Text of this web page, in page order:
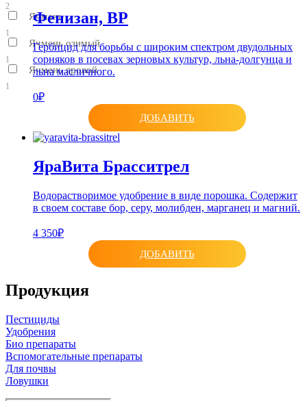
2
Ячмень
1
Ячмень озимый
1
Ячмень яровой
1
Фенизан, ВР
Гербицид для борьбы с широким спектром двудольных
сорняков в посевах зерновых культур, льна-долгунца и
льна масличного.
0₽
ДОБАВИТЬ
ЯраВита Брасситрел
Водорастворимое удобрение в виде порошка. Содержит
в своем составе бор, серу, молибден, марганец и магний.
4 350₽
ДОБАВИТЬ
Продукция
Пестициды
Удобрения
Био препараты
Вспомогательные препараты
Для почвы
Ловушки